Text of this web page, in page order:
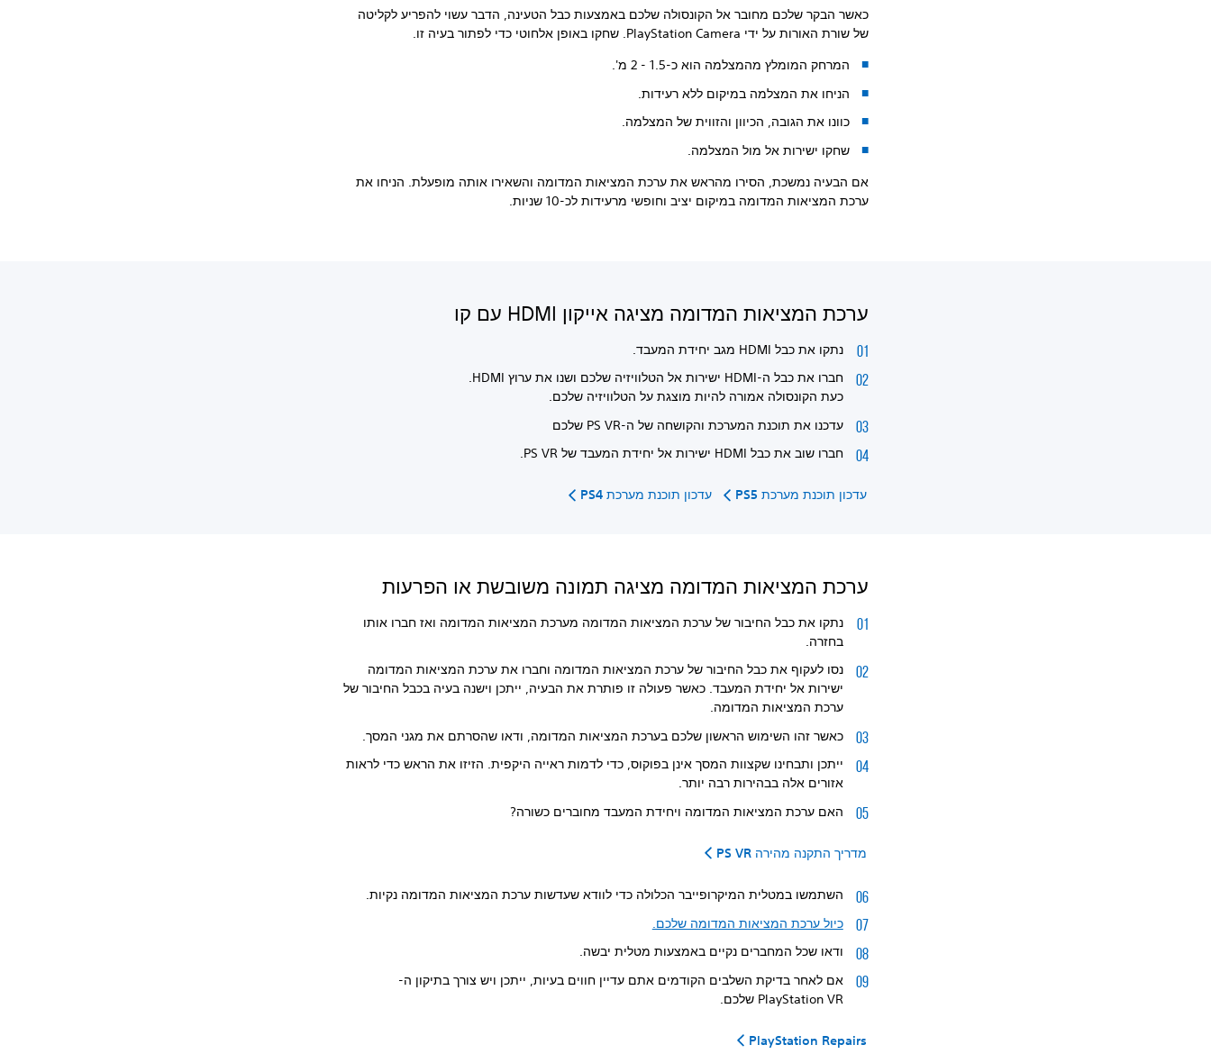
כאשר הבקר שלכם מחובר אל הקונסולה שלכם באמצעות כבל הטעינה, הדבר עשוי להפריע לקליטה
של שורת האורות על ידי PlayStation Camera. שחקו באופן אלחוטי כדי לפתור בעיה זו.
המרחק המומלץ מהמצלמה הוא כ-1.5 - 2 מ'.
הניחו את המצלמה במיקום ללא רעידות.
כוונו את הגובה, הכיוון והזווית של המצלמה.
שחקו ישירות אל מול המצלמה.
אם הבעיה נמשכת, הסירו מהראש את ערכת המציאות המדומה והשאירו אותה מופעלת. הניחו את
ערכת המציאות המדומה במיקום יציב וחופשי מרעידות לכ-10 שניות.
ערכת המציאות המדומה מציגה אייקון HDMI עם קו
נתקו את כבל HDMI מגב יחידת המעבד.
חברו את כבל ה-HDMI ישירות אל הטלוויזיה שלכם ושנו את ערוץ HDMI.
כעת הקונסולה אמורה להיות מוצגת על הטלוויזיה שלכם.
עדכנו את תוכנת המערכת והקושחה של ה-PS VR שלכם
חברו שוב את כבל HDMI ישירות אל יחידת המעבד של PS VR.
עדכון תוכנת מערכת PS5 עדכון תוכנת מערכת PS4
ערכת המציאות המדומה מציגה תמונה משובשת או הפרעות
נתקו את כבל החיבור של ערכת המציאות המדומה מערכת המציאות המדומה ואז חברו אותו
בחזרה.
נסו לעקוף את כבל החיבור של ערכת המציאות המדומה וחברו את ערכת המציאות המדומה
ישירות אל יחידת המעבד. כאשר פעולה זו פותרת את הבעיה, ייתכן וישנה בעיה בכבל החיבור של
ערכת המציאות המדומה.
כאשר זהו השימוש הראשון שלכם בערכת המציאות המדומה, ודאו שהסרתם את מגני המסך.
ייתכן ותבחינו שקצוות המסך אינן בפוקוס, כדי לדמות ראייה היקפית. הזיזו את הראש כדי לראות
אזורים אלה בבהירות רבה יותר.
האם ערכת המציאות המדומה ויחידת המעבד מחוברים כשורה?
מדריך התקנה מהירה PS VR
השתמשו במטלית המיקרופייבר הכלולה כדי לוודא שעדשות ערכת המציאות המדומה נקיות.
כיול ערכת המציאות המדומה שלכם.
ודאו שכל המחברים נקיים באמצעות מטלית יבשה.
אם לאחר בדיקת השלבים הקודמים אתם עדיין חווים בעיות, ייתכן ויש צורך בתיקון ה-
PlayStation VR שלכם.
PlayStation Repairs